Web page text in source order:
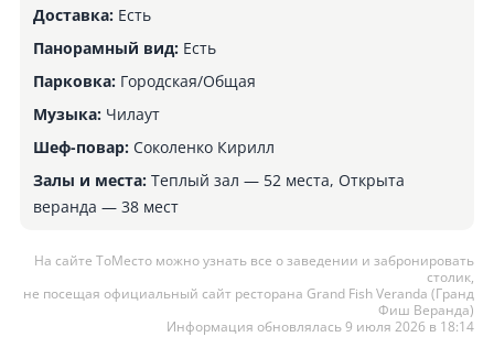
Доставка:Есть
Панорамный вид:Есть
Парковка:Городская/Общая
Музыка:Чилаут
Шеф-повар:Соколенко Кирилл
Залы и места:Теплый зал — 52 места, Открыта
веранда — 38 мест
На сайте ТоМесто можно узнать все о заведении и забронировать
столик,
не посещая официальный сайт ресторана Grand Fish Veranda (Гранд
Фиш Веранда)
Информация обновлялась 9 июля 2026 в 18:14